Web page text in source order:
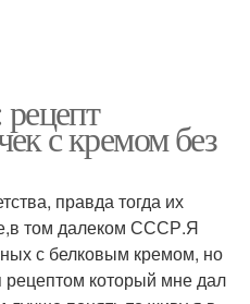
с кремом без
правда тогда их
том далеком СССР.Я
с белковым кремом, но
рецептом который мне дал